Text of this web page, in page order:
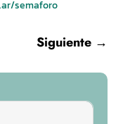
semaforo
Siguiente→